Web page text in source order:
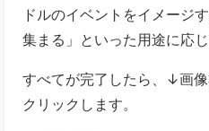
ドルのイベントをイメージ
集まる」といった用途に応
すべてが完了したら、↓画
クリックします。